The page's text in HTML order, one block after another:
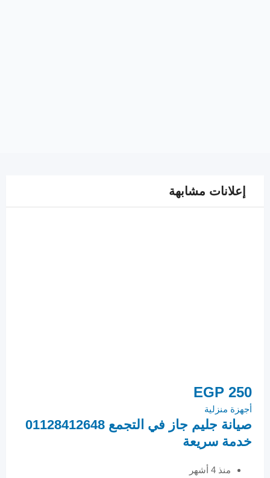
إعلانات مشابهة
EGP 250
أجهزة منزلية
صيانة جليم جاز في التجمع 01128412648
خدمة سريعة
منذ 4 أشهر